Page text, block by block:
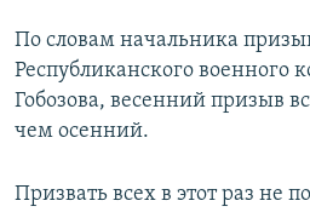
По словам начальника
Республиканского военного
Гобозова, весенний призыв
чем осенний.
Призвать всех в этот раз не